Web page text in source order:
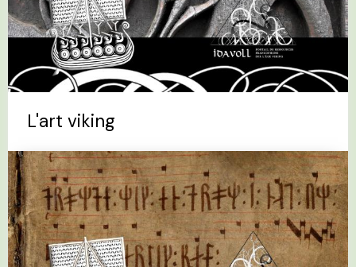
L'art viking